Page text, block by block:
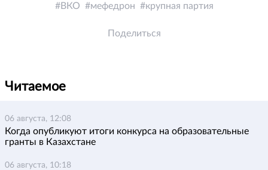
ВКО мефедрон крупная партия
Поделиться
Читаемое
06 августа, 12:08
Когда опубликуют итоги конкурса на образовательные
гранты в Казахстане
06 августа, 10:18